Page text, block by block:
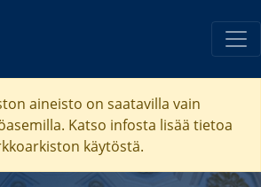
aineisto on saatavilla vain
Katso infosta lisää tietoa
käytöstä.